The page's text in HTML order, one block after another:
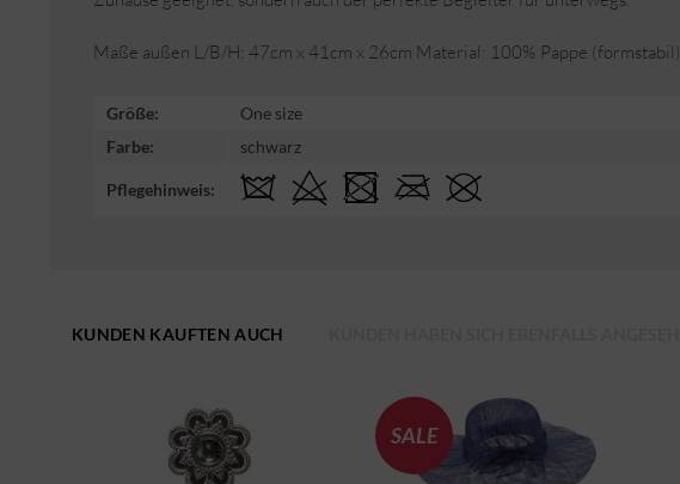
Maße außen L/B/H: 47cm x 41cm x 26cm Material: 100% Pappe (formstabil)
Größe:
One size
Farbe:
schwarz
Pflegehinweis:
KUNDEN KAUFTEN AUCH
SALE